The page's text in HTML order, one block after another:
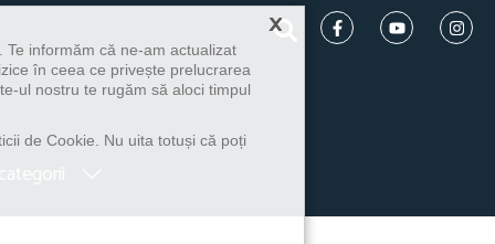
×
informăm că ne-am actualizat
în ceea ce privește prelucrarea
ul nostru te rugăm să aloci timpul
de Cookie. Nu uita totuși că poți